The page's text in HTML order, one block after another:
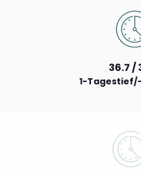
36.7 /
1-